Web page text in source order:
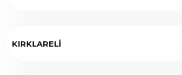
KIRKLARELİ